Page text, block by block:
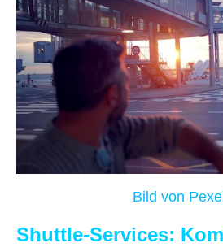
Bild von
Shuttle-Services: